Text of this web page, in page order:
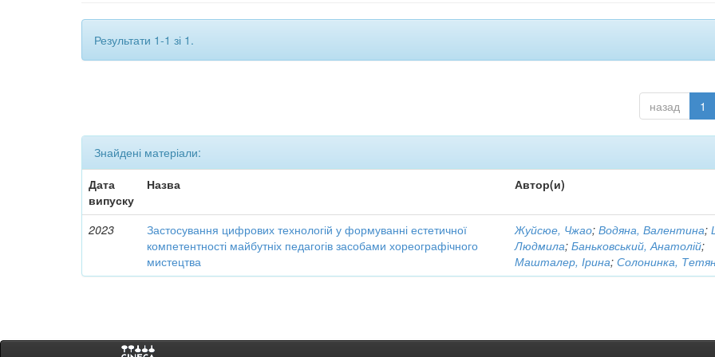
Результати 1-1 зі 1.
назад 1
Знайдені матеріали:
Дата
випуску
Назва Автор(и)
2023
Застосування цифрових технологій у формуванні естетичної
компетентності майбутніх педагогів засобами хореографічного
мистецтва
Жуйсюе, Чжао;Водяна, Валентина;
Людмила;Баньковський, Анатолій;
Машталер, Ірина;Солонинка,